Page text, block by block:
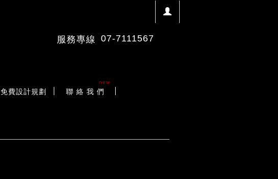
服務專線 07-7111567
免費設計規劃
new
聯 絡 我 們